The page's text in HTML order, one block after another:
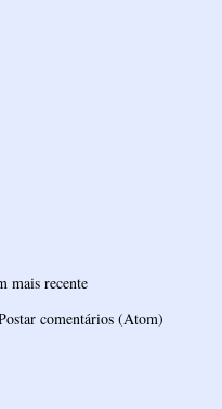
mais recente
comentários (Atom)